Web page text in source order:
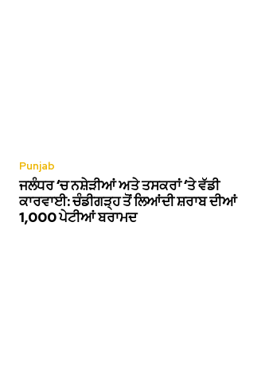
Punjab
ਜਲੰਧਰ ‘ਚ ਨਸ਼ੇੜੀਆਂ ਅਤੇ ਤਸਕਰਾਂ ‘ਤੇ ਵੱਡੀ
ਕਾਰਵਾਈ: ਚੰਡੀਗੜ੍ਹ ਤੋਂ ਲਿਆਂਦੀ ਸ਼ਰਾਬ ਦੀਆਂ
1,000 ਪੇਟੀਆਂ ਬਰਾਮਦ